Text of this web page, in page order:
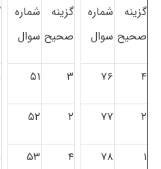
گزینه
صحیح
شماره
سوال
گزینه
صحیح
شماره
سوال
۴ ۷۶ ۳ ۵۱
۲ ۷۷ ۲ ۵۲
۱ ۷۸ ۴ ۵۳